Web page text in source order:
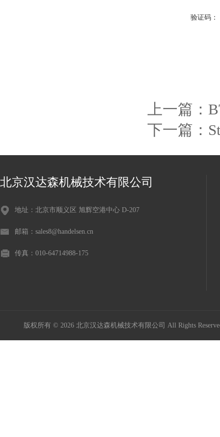
验证码：
上一篇：
下一篇：
北京汉达森机械技术有限公司
地址：北京市顺义区 旭辉空港中心 D-207
邮箱：sales8@handelsen.cn
传真：010-64714988-175
版权所有 © 2026 北京汉达森机械技术有限公司 All Rights